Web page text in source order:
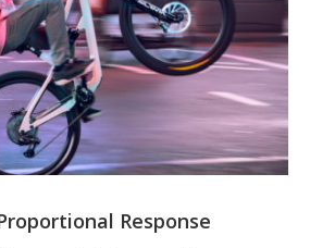
Response